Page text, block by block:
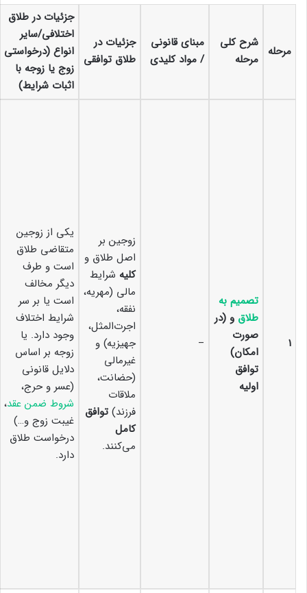
مرحله
شرح کلی
مرحله
مبنای قانونی
/ مواد کلیدی
جزئیات در
طلاق توافقی
جزئیات در طلاق
اختلافی/سایر
انواع (درخواستی
زوج یا زوجه با
اثبات شرایط)
۱
تصمیم به
طلاق و (در
صورت
امکان)
توافق
اولیه
–
زوجین بر
اصل طلاق و
کلیه شرایط
مالی (مهریه،
نفقه،
اجرت‌المثل،
جهیزیه) و
غیرمالی
(حضانت،
ملاقات
فرزند) توافق
کامل
می‌کنند.
یکی از زوجین
متقاضی طلاق
است و طرف
دیگر مخالف
است یا بر سر
شرایط اختلاف
وجود دارد. یا
زوجه بر اساس
دلایل قانونی
(عسر و حرج،
شروط ضمن عقد،
غیبت زوج و…)
درخواست طلاق
دارد.